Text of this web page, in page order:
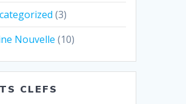
(3)
Nouvelle (10)
CLEFS